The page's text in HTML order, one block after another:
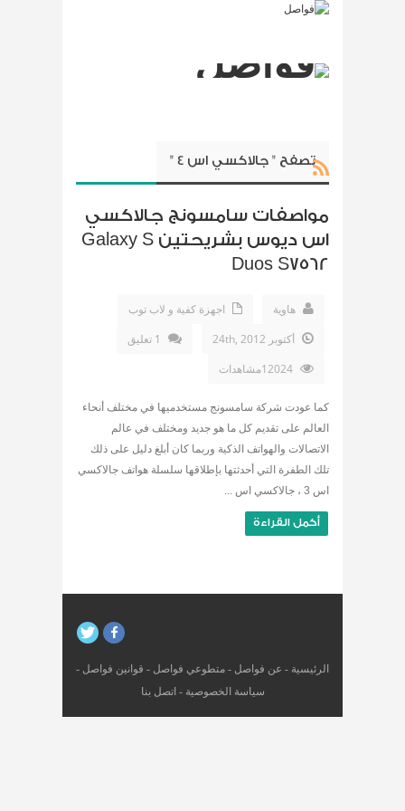
تصفح " جالاكسي اس 4 "
مواصفات سامسونج جالاكسي
اس ديوس بشريحتين Galaxy S
Duos S7562
هاوية
اجهزة كفية و لاب توب
أكتوبر 24th, 2012
1 تعليق
كما عودت شركة سامسونج مستخدميها في مختلف أنحاء
العالم على تقديم كل ما هو جديد ومختلف في عالم
الاتصالات والهواتف الذكية وربما كان أبلغ دليل على ذلك
تلك الطفرة التي أحدثتها بإطلاقها سلسلة هواتف جالاكسي
اس 3 ، جالاكسي اس ...
أكمل القراءة
الرئيسية - عن فواصل - متطوعي فواصل - قوانين فواصل -
سياسة الخصوصية - اتصل بنا